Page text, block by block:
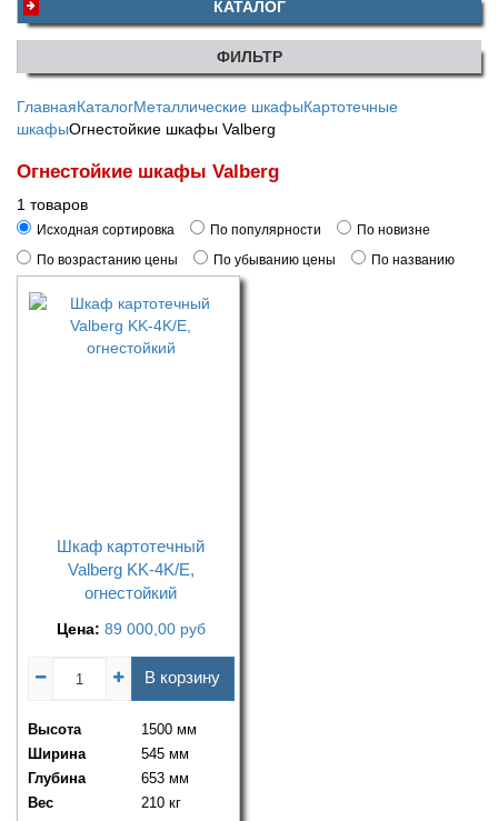
КАТАЛОГ
ФИЛЬТР
ГлавнаяКаталогМеталлические шкафыКартотечные
шкафыОгнестойкие шкафы Valberg
Огнестойкие шкафы Valberg
1 товаров
Исходная сортировка По популярности
По новизне
По возрастанию цены
По убыванию цены По названию
Шкаф картотечный
Valberg KK-4K/E,
огнестойкий
Цена: 89 000,00 руб
В корзину
Высота
1500 мм
Ширина
545 мм
Глубина
653 мм
Вес
210 кг